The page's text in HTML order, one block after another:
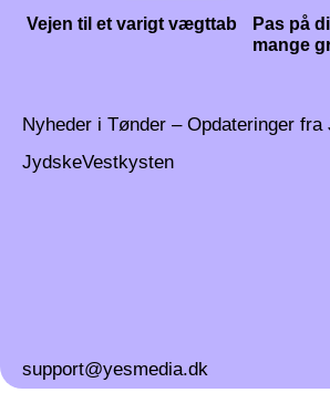
Vejen til et varigt vægttab
Pas på
mange
Nyheder i Tønder – Opdateringer fra
JydskeVestkysten
support@yesmedia.dk